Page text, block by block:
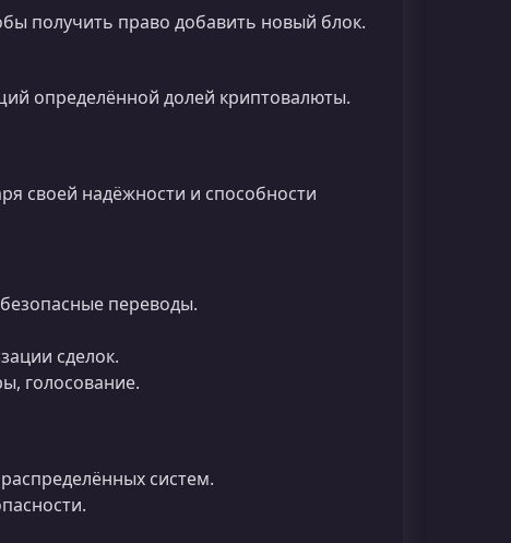
получить право добавить новый блок.
определённой долей криптовалюты.
своей надёжности и способности
переводы.
сделок.
голосование.
систем.